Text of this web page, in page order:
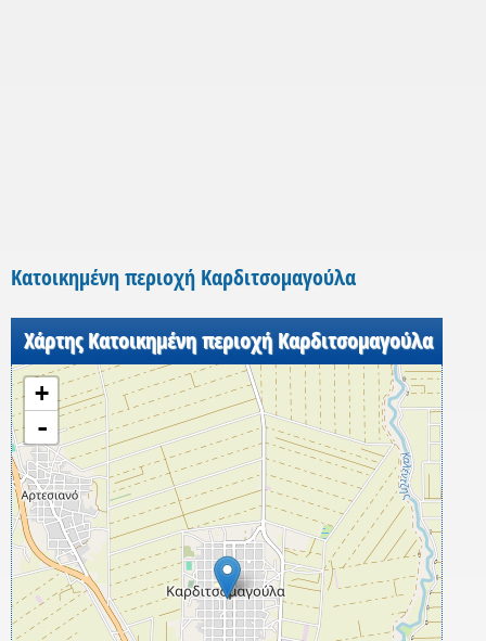
Κατοικημένη περιοχή Καρδιτσομαγούλα
Χάρτης Κατοικημένη περιοχή Καρδιτσομαγούλα
+
-